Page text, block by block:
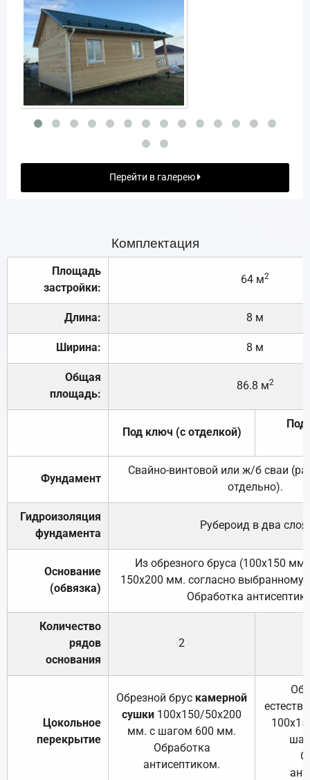
Перейти в галерею
Комплектация
Площадь
застройки:
64 м2
Длина: 8 м
Ширина: 8 м
Общая
площадь:
86.8 м2
Под ключ (с отделкой)
Под
Фундамент
Свайно-винтовой или ж/б сваи
отдельно).
Гидроизоляция
фундамента
Рубероид в два слоя.
Основание
(обвязка)
Из обрезного бруса (100х150
150х200 мм. согласно выбранному
Обработка
Количество
рядов
основания
2
Цокольное
перекрытие
Обрезной брус камерной
сушки 100х150/50х200
мм. с шагом 600 мм.
Обработка
антисептиком.